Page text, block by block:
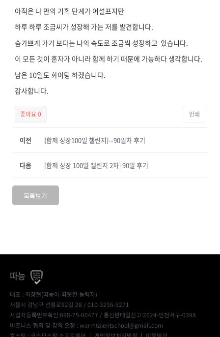
아직은 나 만의 기획 단계가 어설프지만
하루 하루 조금씨가 성장해 가는 저를 발견합니다.
숨가쁘게 가기 보다는 나의 속도로 조금씩 성장하고 있습니다.
이 모든 것이 혼자가 아니라 함께 하기 때문에 가능하다 생각합니다.
남은 10일도 화이팅 하겠습니다.
감사합니다.
좋아요0 인쇄
이전 {함께 성장100일 챌린지}--90일차 후기
[함께 성장 100일 챌린지 2차] 90일 후기
다음
목록보기
따능
대표 : 최창현(따능이-따뜻한 능력자)
서울시 강남구 선릉로92길 28 / 010-3236-5271
사업자등록번호확인:898-75-00477 / 통신판매업신고:2024-인천서구-0398
비즈니스 협의 및 강의 요청 : warmtalentschool@gmail.com